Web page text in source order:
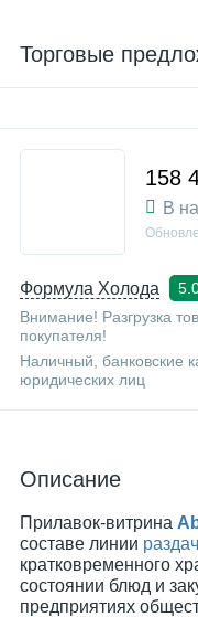
Торговые
Формула Холода
Внимание! Разгрузка
покупателя!
Наличный, банковские
юридических лиц
158
В
Описание
Прилавок-витрина
составе линии
кратковременного
состоянии блюд и
предприятиях